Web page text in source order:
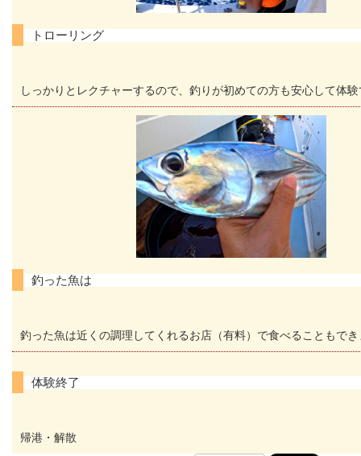
トローリング
しっかりとレクチャーするので、釣りが初めての方も安心して体
釣った魚は
釣った魚は近くの調理してくれるお店（有料）で食べることもで
体験終了
帰港・解散